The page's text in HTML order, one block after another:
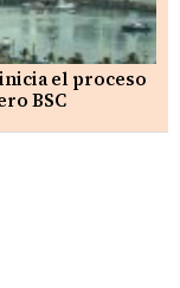
el proceso
BSC